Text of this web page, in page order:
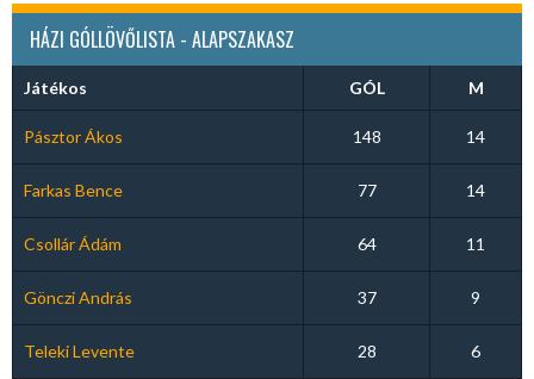
HÁZI GÓLLÖVŐLISTA - ALAPSZAKASZ
Játékos GÓL M
Pásztor Ákos 148 14
Farkas Bence 77 14
Csollár Ádám 64 11
Gönczi András 37 9
Teleki Levente 28 6